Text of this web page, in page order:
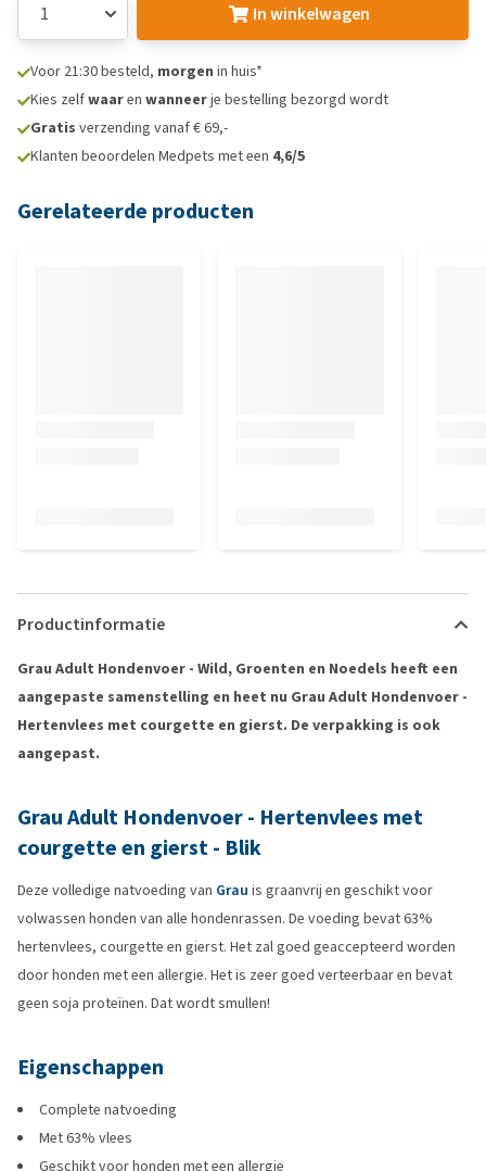
In winkelwagen
Voor 21:30 besteld, morgen in huis*
Kies zelfwaaren wanneerje bestelling bezorgd wordt
Gratis verzending vanaf € 69,-
Klanten beoordelen Medpets met een 4,6/5
Gerelateerde producten
Productinformatie
Grau Adult Hondenvoer - Wild, Groenten en Noedels heeft een
aangepaste samenstelling en heet nu Grau Adult Hondenvoer -
Hertenvlees met courgette en gierst. De verpakking is ook
aangepast.
Grau Adult Hondenvoer - Hertenvlees met
courgette en gierst - Blik
Deze volledige natvoeding van Grau is graanvrij en geschikt voor
volwassen honden van alle hondenrassen. De voeding bevat 63%
hertenvlees, courgette en gierst. Het zal goed geaccepteerd worden
door honden met een allergie. Het is zeer goed verteerbaar en bevat
geen soja proteïnen. Dat wordt smullen!
Eigenschappen
Complete natvoeding
Met 63% vlees
Geschikt voor honden met een allergie